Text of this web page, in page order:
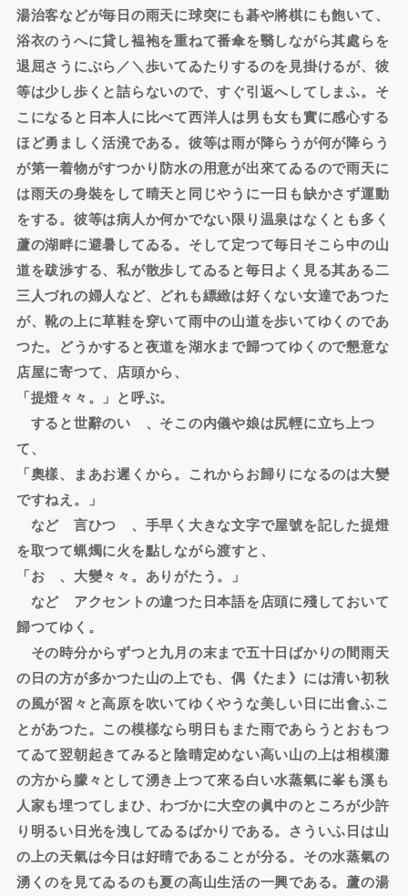
湯治客などが毎日の雨天に球突にも碁や將棋にも飽いて、
浴衣のうへに貸し褞袍を重ねて番傘を翳しながら其處らを
退屈さうにぶら／＼歩いてゐたりするのを見掛けるが、彼
等は少し歩くと詰らないので、すぐ引返へしてしまふ。そ
こになると日本人に比べて西洋人は男も女も實に感心する
ほど勇ましく活溌である。彼等は雨が降らうが何が降らう
が第一着物がすつかり防水の用意が出來てゐるので雨天に
は雨天の身裝をして晴天と同じやうに一日も缺かさず運動
をする。彼等は病人か何かでない限り温泉はなくとも多く
蘆の湖畔に避暑してゐる。そして定つて毎日そこら中の山
道を跋渉する、私が散歩してゐると毎日よく見る其ある二
三人づれの婦人など、どれも縹緻は好くない女達であつた
が、靴の上に草鞋を穿いて雨中の山道を歩いてゆくのであ
つた。どうかすると夜道を湖水まで歸つてゆくので懇意な
店屋に寄つて、店頭から、
「提燈々々。」と呼ぶ。
すると世辭のいゝ、そこの内儀や娘は尻輕に立ち上つ
て、
「奧樣、まあお遲くから。これからお歸りになるのは大變
ですねえ。」
などゝ言ひつゝ、手早く大きな文字で屋號を記した提燈
を取つて蝋燭に火を點しながら渡すと、
「おゝ、大變々々。ありがたう。」
などゝアクセントの違つた日本語を店頭に殘しておいて
歸つてゆく。
その時分からずつと九月の末まで五十日ばかりの間雨天
の日の方が多かつた山の上でも、偶《たま》には清い初秋
の風が習々と高原を吹いてゆくやうな美しい日に出會ふこ
とがあつた。この模樣なら明日もまた雨であらうとおもつ
てゐて翌朝起きてみると陰晴定めない高い山の上は相模灘
の方から朦々として湧き上つて來る白い水蒸氣に峯も溪も
人家も埋つてしまひ、わづかに大空の眞中のところが少許
り明るい日光を洩してゐるばかりである。さういふ日は山
の上の天氣は今日は好晴であることが分る。その水蒸氣の
湧くのを見てゐるのも夏の高山生活の一興である。蘆の湯